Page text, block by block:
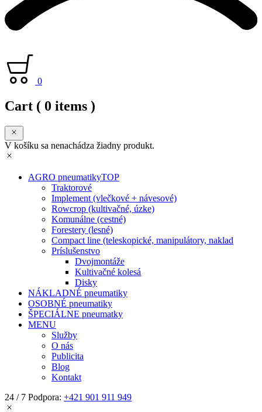
0
Cart ( 0 items )
V košíku sa nenachádza žiadny produkt.
AGRO pneumatikyTOP
Traktorové
Implement (vlečkové + návesové)
Rowcrop (kultivačné, úzke)
Komunálne (cestné)
Forestery (lesné)
Compact line (teleskopické, manipulátory, naklad
Príslušenstvo
Dvojmontáže
Kultivačné kolesá
Disky
NÁKLADNÉ pneumatiky
OSOBNÉ pneumatiky
ŠPECIÁLNE pneumatky
MENU
Služby
O nás
Publicita
Blog
Kontakt
24 / 7 Podpora: +421 901 911 949